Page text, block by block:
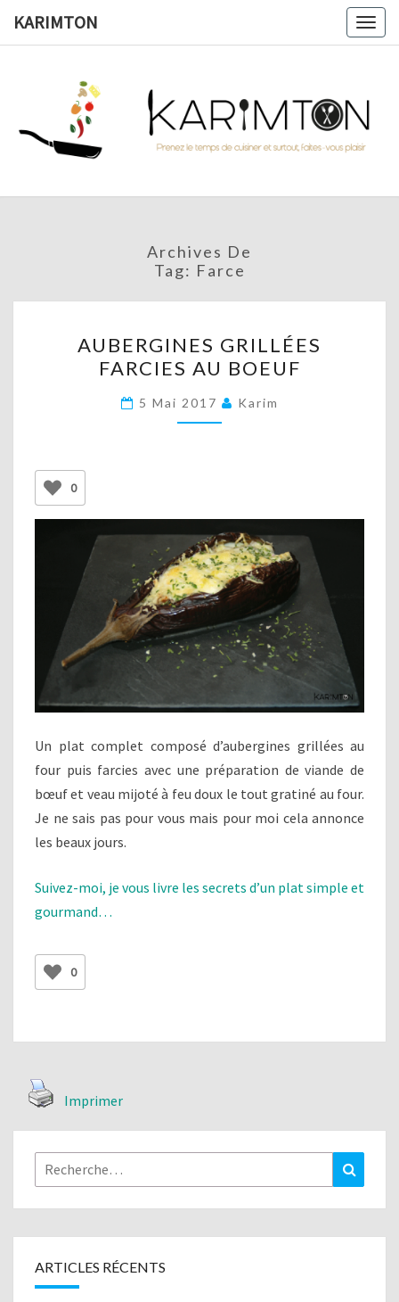
KARIMTON
Prenez
Le
Et
Vous
Plaisir !
Archives De
Tag: Farce
GRILLÉES
FARCIES
AU
BOEUF
AUBERGINES GRILLÉES
FARCIES AU BOEUF
5 Mai 2017 Karim
0
Un plat complet composé d’aubergines grillées au
four puis farcies avec une préparation de viande de
bœuf et veau mijoté à feu doux le tout gratiné au four.
Je ne sais pas pour vous mais pour moi cela annonce
les beaux jours.
Suivez-moi, je vous livre les secrets d’un plat simple et
gourmand…
0
Imprimer
Rechercher :
ARTICLES RÉCENTS